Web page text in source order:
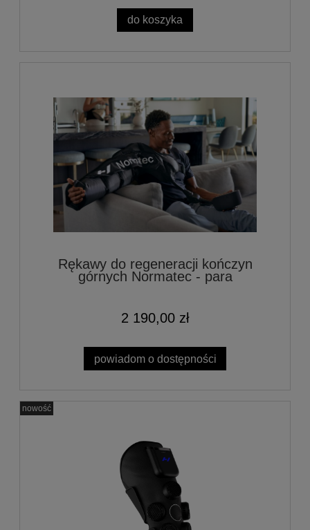
do koszyka
Rękawy do regeneracji kończyn
górnych Normatec - para
2 190,00 zł
powiadom o dostępności
nowość